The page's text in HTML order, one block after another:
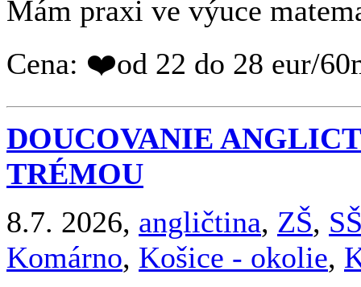
Mám praxi ve výuce
Cena: ❤️od 22 do 28 eur/
DOUCOVANIE
TRÉMOU
8.7. 2026, angličtina, ZŠ,
Komárno, Košice - okolie,